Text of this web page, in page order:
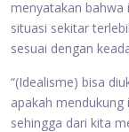
menyatakan bahwa
situasi sekitar
sesuai dengan
“(Idealisme) bisa
apakah
sehingga dari kita